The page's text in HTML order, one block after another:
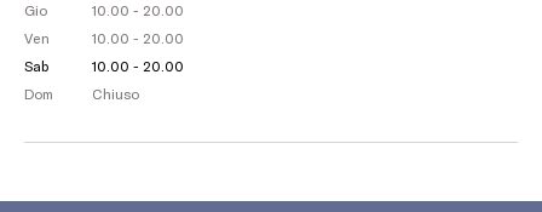
Gio
10.00 - 20.00
Ven
10.00 - 20.00
Sab
10.00 - 20.00
Dom
Chiuso